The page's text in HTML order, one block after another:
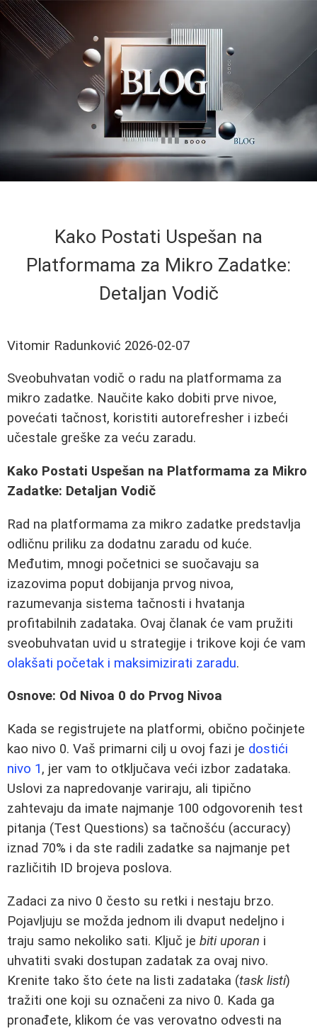
Kako Postati Uspešan na
Platformama za Mikro Zadatke:
Detaljan Vodič
Vitomir Radunković 2026-02-07
Sveobuhvatan vodič o radu na platformama za
mikro zadatke. Naučite kako dobiti prve nivoe,
povećati tačnost, koristiti autorefresher i izbeći
učestale greške za veću zaradu.
Kako Postati Uspešan na Platformama za Mikro
Zadatke: Detaljan Vodič
Rad na platformama za mikro zadatke predstavlja
odličnu priliku za dodatnu zaradu od kuće.
Međutim, mnogi početnici se suočavaju sa
izazovima poput dobijanja prvog nivoa,
razumevanja sistema tačnosti i hvatanja
profitabilnih zadataka. Ovaj članak će vam pružiti
sveobuhvatan uvid u strategije i trikove koji će vam
olakšati početak i maksimizirati zaradu.
Osnove: Od Nivoa 0 do Prvog Nivoa
Kada se registrujete na platformi, obično počinjete
kao nivo 0. Vaš primarni cilj u ovoj fazi je dostići
nivo 1, jer vam to otključava veći izbor zadataka.
Uslovi za napredovanje variraju, ali tipično
zahtevaju da imate najmanje 100 odgovorenih test
pitanja (Test Questions) sa tačnošću (accuracy)
iznad 70% i da ste radili zadatke sa najmanje pet
različitih ID brojeva poslova.
Zadaci za nivo 0 često su retki i nestaju brzo.
Pojavljuju se možda jednom ili dvaput nedeljno i
traju samo nekoliko sati. Ključ je biti uporan i
uhvatiti svaki dostupan zadatak za ovaj nivo.
Krenite tako što ćete na listi zadataka (task listi)
tražiti one koji su označeni za nivo 0. Kada ga
pronađete, klikom će vas verovatno odvesti na